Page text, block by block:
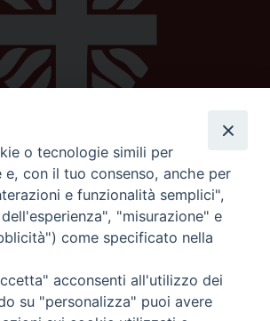
o tecnologie simili per
con il tuo consenso, anche per
e funzionalità semplici",
"misurazione" e
come specificato nella
acconsenti all'utilizzo dei
su "personalizza" puoi avere